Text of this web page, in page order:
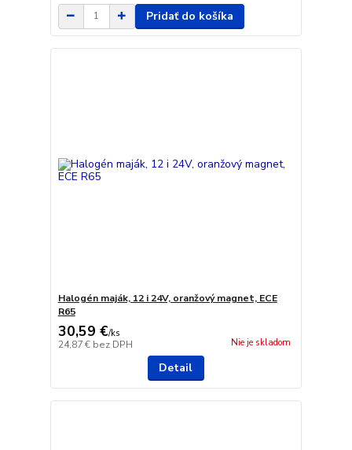
Pridať do košíka
Halogén maják, 12 i 24V, oranžový magnet, ECE
R65
30,59 €/ks
24,87 € bez DPH Nie je skladom
Detail